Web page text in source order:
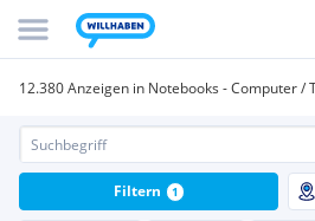
12.380 Anzeigen in Notebooks - Computer /
Filtern 1